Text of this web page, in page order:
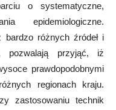
o systematyczne,
epidemiologiczne.
bardzo różnych źródeł i
pozwalają przyjąć, iż
prawdopodobnymi
regionach kraju.
zastosowaniu technik